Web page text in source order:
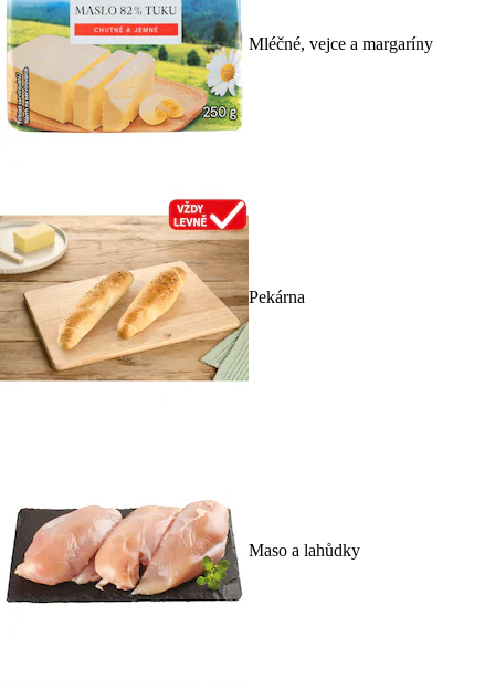
Mléčné, vejce a margaríny
Pekárna
Maso a lahůdky